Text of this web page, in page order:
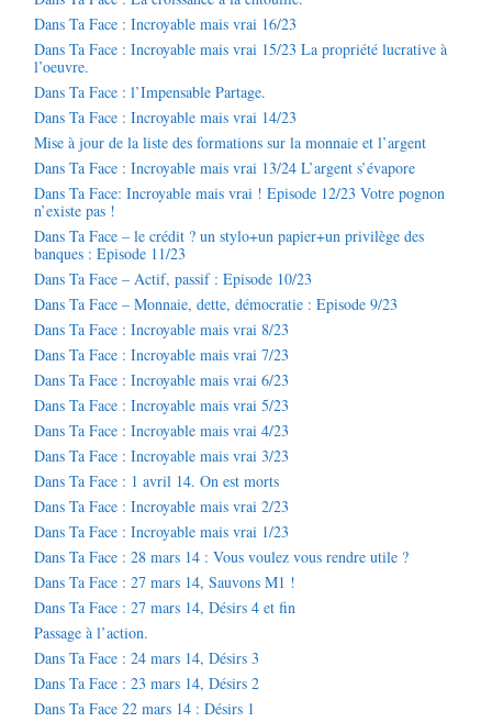
Dans Ta Face : Incroyable mais vrai 16/23
Dans Ta Face : Incroyable mais vrai 15/23 La propriété lucrative à
l’oeuvre.
Dans Ta Face : l’Impensable Partage.
Dans Ta Face : Incroyable mais vrai 14/23
Mise à jour de la liste des formations sur la monnaie et l’argent
Dans Ta Face : Incroyable mais vrai 13/24 L’argent s’évapore
Dans Ta Face: Incroyable mais vrai ! Episode 12/23 Votre pognon
n’existe pas !
Dans Ta Face – le crédit ? un stylo+un papier+un privilège des
banques : Episode 11/23
Dans Ta Face – Actif, passif : Episode 10/23
Dans Ta Face – Monnaie, dette, démocratie : Episode 9/23
Dans Ta Face : Incroyable mais vrai 8/23
Dans Ta Face : Incroyable mais vrai 7/23
Dans Ta Face : Incroyable mais vrai 6/23
Dans Ta Face : Incroyable mais vrai 5/23
Dans Ta Face : Incroyable mais vrai 4/23
Dans Ta Face : Incroyable mais vrai 3/23
Dans Ta Face : 1 avril 14. On est morts
Dans Ta Face : Incroyable mais vrai 2/23
Dans Ta Face : Incroyable mais vrai 1/23
Dans Ta Face : 28 mars 14 : Vous voulez vous rendre utile ?
Dans Ta Face : 27 mars 14, Sauvons M1 !
Dans Ta Face : 27 mars 14, Désirs 4 et fin
Passage à l’action.
Dans Ta Face : 24 mars 14, Désirs 3
Dans Ta Face : 23 mars 14, Désirs 2
Dans Ta Face 22 mars 14 : Désirs 1